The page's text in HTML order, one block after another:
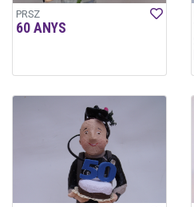
PRSZ
60 ANYS